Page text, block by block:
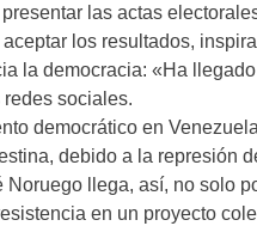
las actas
los resultados,
la democracia: «Ha
sociales.
democrático en
debido a la represión
llega, así, no solo
en un proyecto